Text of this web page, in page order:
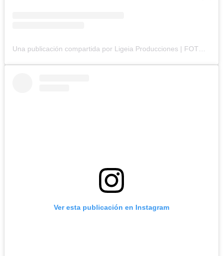
Ver esta publicación en Instagram